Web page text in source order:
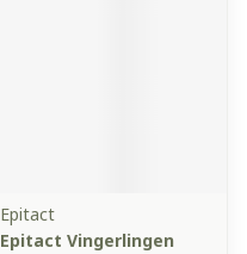
Epitact
Epitact Vingerlingen